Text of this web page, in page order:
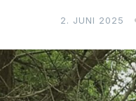
2. JUNI 2025